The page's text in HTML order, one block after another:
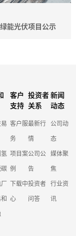
能光伏项目公示
客户
支持
客户服
务
项目案
例
下载中
心
投资者
关系
最新行
情
公司公
告
投资者
问答
新闻
动态
公司动
态
媒体聚
焦
行业资
讯